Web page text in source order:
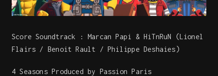
Score Soundtrack : Marcan Papi & HiTnRuN (Lionel
Flairs / Benoit Rault / Philippe Deshaies)
4 Seasons Produced by Passion Paris